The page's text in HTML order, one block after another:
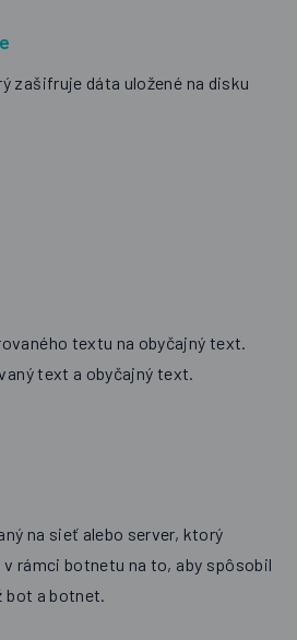
zašifruje dáta uložené na disku
textu na obyčajný text.
text a obyčajný text.
na sieť alebo server, ktorý
rámci botnetu na to, aby spôsobil
bot a botnet.